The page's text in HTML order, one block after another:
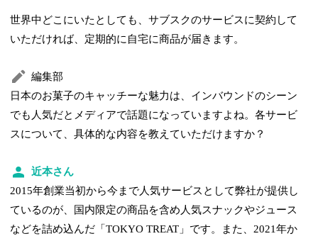
世界中どこにいたとしても、サブスクのサービスに契約して
いただければ、定期的に自宅に商品が届きます。
編集部
日本のお菓子のキャッチーな魅力は、インバウンドのシーン
でも人気だとメディアで話題になっていますよね。各サービ
スについて、具体的な内容を教えていただけますか？
近本さん
2015年創業当初から今まで人気サービスとして弊社が提供し
ているのが、国内限定の商品を含め人気スナックやジュース
などを詰め込んだ「TOKYO TREAT」です。また、2021年か